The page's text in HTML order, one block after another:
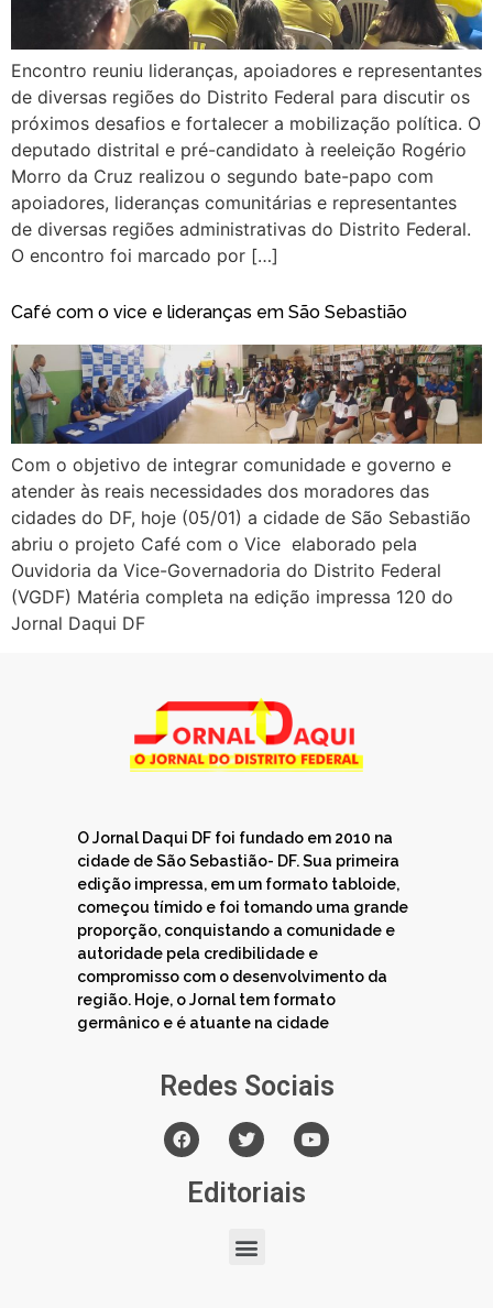
Encontro reuniu lideranças, apoiadores e representantes
de diversas regiões do Distrito Federal para discutir os
próximos desafios e fortalecer a mobilização política. O
deputado distrital e pré-candidato à reeleição Rogério
Morro da Cruz realizou o segundo bate-papo com
apoiadores, lideranças comunitárias e representantes
de diversas regiões administrativas do Distrito Federal.
O encontro foi marcado por […]
Café com o vice e lideranças em São Sebastião
Com o objetivo de integrar comunidade e governo e
atender às reais necessidades dos moradores das
cidades do DF, hoje (05/01) a cidade de São Sebastião
abriu o projeto Café com o Vice elaborado pela
Ouvidoria da Vice-Governadoria do Distrito Federal
(VGDF) Matéria completa na edição impressa 120 do
Jornal Daqui DF
O Jornal Daqui DF foi fundado em 2010 na
cidade de São Sebastião- DF. Sua primeira
edição impressa, em um formato tabloide,
começou tímido e foi tomando uma grande
proporção, conquistando a comunidade e
autoridade pela credibilidade e
compromisso com o desenvolvimento da
região. Hoje, o Jornal tem formato
germânico e é atuante na cidade
Redes Sociais
Editoriais